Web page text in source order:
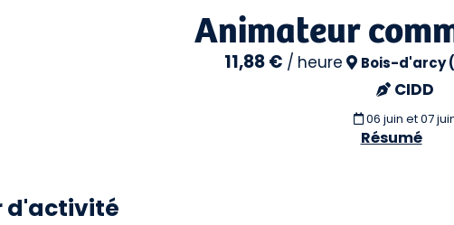
Animateur
11,88 € / heure Bois-d'arcy
CIDD
06 juin et 07
Résumé
d'activité